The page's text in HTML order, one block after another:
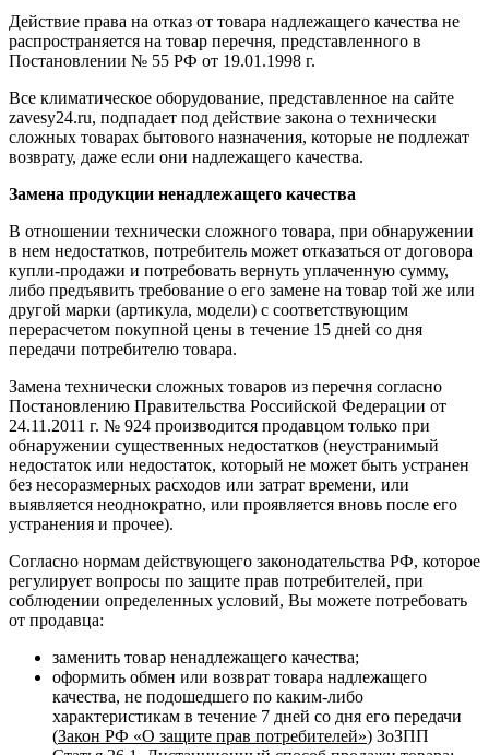
Действие права на отказ от товара надлежащего качества не
распространяется на товар перечня, представленного в
Постановлении № 55 РФ от 19.01.1998 г.
Все климатическое оборудование, представленное на сайте
zavesy24.ru, подпадает под действие закона о технически
сложных товарах бытового назначения, которые не подлежат
возврату, даже если они надлежащего качества.
Замена продукции ненадлежащего качества
В отношении технически сложного товара, при обнаружении
в нем недостатков, потребитель может отказаться от договора
купли-продажи и потребовать вернуть уплаченную сумму,
либо предъявить требование о его замене на товар той же или
другой марки (артикула, модели) с соответствующим
перерасчетом покупной цены в течение 15 дней со дня
передачи потребителю товара.
Замена технически сложных товаров из перечня согласно
Постановлению Правительства Российской Федерации от
24.11.2011 г. № 924 производится продавцом только при
обнаружении существенных недостатков (неустранимый
недостаток или недостаток, который не может быть устранен
без несоразмерных расходов или затрат времени, или
выявляется неоднократно, или проявляется вновь после его
устранения и прочее).
Согласно нормам действующего законодательства РФ, которое
регулирует вопросы по защите прав потребителей, при
соблюдении определенных условий, Вы можете потребовать
от продавца:
заменить товар ненадлежащего качества;
оформить обмен или возврат товара надлежащего
качества, не подошедшего по каким-либо
характеристикам в течение 7 дней со дня его передачи
(Закон РФ «О защите прав потребителей») ЗоЗПП